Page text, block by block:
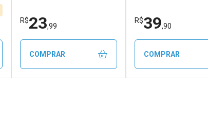
R$23,99
COMPRAR
R$39,90
COMPRAR